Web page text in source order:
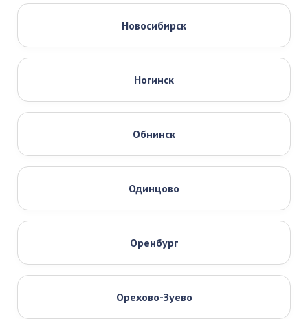
Новосибирск
Ногинск
Обнинск
Одинцово
Оренбург
Орехово-Зуево